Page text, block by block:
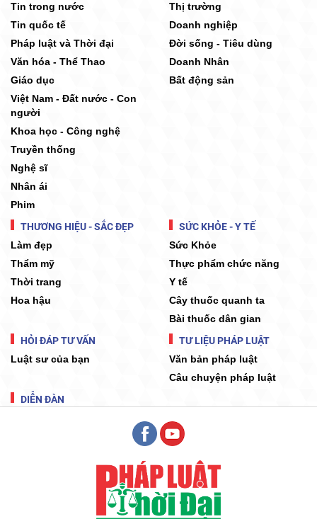
Tin trong nước
Tin quốc tế
Pháp luật và Thời đại
Văn hóa - Thể Thao
Giáo dục
Việt Nam - Đất nước - Con
người
Khoa học - Công nghệ
Truyền thống
Nghệ sĩ
Nhân ái
Phim
Thị trường
Doanh nghiệp
Đời sống - Tiêu dùng
Doanh Nhân
Bất động sản
THƯƠNG HIỆU - SẮC ĐẸP
Làm đẹp
Thẩm mỹ
Thời trang
Hoa hậu
SỨC KHỎE - Y TẾ
Sức Khỏe
Thực phẩm chức năng
Y tế
Cây thuốc quanh ta
Bài thuốc dân gian
HỎI ĐÁP TƯ VẤN
Luật sư của bạn
TƯ LIỆU PHÁP LUẬT
Văn bản pháp luật
Câu chuyện pháp luật
DIỄN ĐÀN